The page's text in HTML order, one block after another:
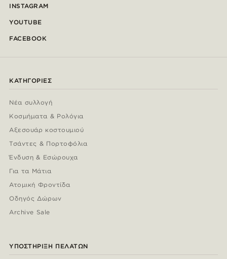
INSTAGRAM
YOUTUBE
FACEBOOK
ΚΑΤΗΓΟΡΊΕΣ
Νέα συλλογή
Κοσμήματα & Ρολόγια
Αξεσουάρ κοστουμιού
Τσάντες & Πορτοφόλια
Ένδυση & Εσώρουχα
Για τα Μάτια
Ατομική Φροντίδα
Οδηγός Δώρων
Archive Sale
ΥΠΟΣΤΉΡΙΞΗ ΠΕΛΑΤΏΝ